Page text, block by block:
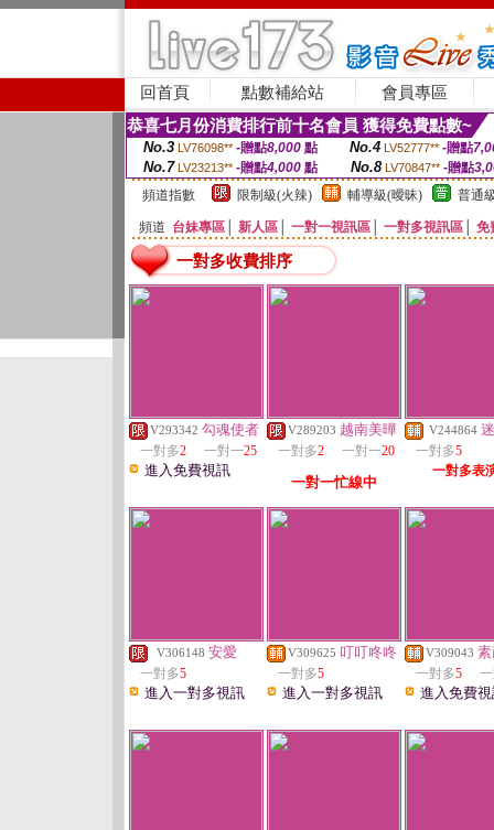
回首頁 點數補給站 會員專區
恭喜七月份消費排行前十名會員 獲得免費點數~
No.3 LV76098** -贈點8,000點 No.4 LV52777** -贈點
No.7 LV23213** -贈點4,000 點 No.8 LV70847** -贈點
頻道指數
限制級(火辣) 輔導級(曖昧) 普通
頻道 台妹專區 新人區 一對一視訊區 一對多視訊區 免
一對多收費排序
V293342 勾魂使者
一對多2 一對一25
進入免費視訊
V289203 越南美曄
一對多2 一對一20
一對一忙線中
V244864
一對多5
一對多表
V306148 安愛
一對多5
進入一對多視訊
V309625 叮叮咚咚
一對多5
進入一對多視訊
V309043
一對多5
進入免費